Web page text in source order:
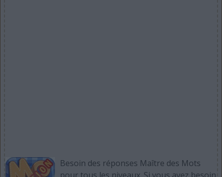
Besoin des réponses Maître des Mots